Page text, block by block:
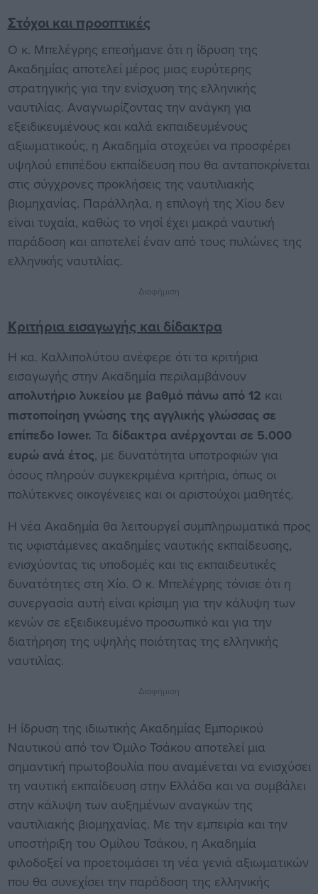
Στόχοι και προοπτικές
Ο κ. Μπελέγρης επεσήμανε ότι η ίδρυση της
Ακαδημίας αποτελεί μέρος μιας ευρύτερης
στρατηγικής για την ενίσχυση της ελληνικής
ναυτιλίας. Αναγνωρίζοντας την ανάγκη για
εξειδικευμένους και καλά εκπαιδευμένους
αξιωματικούς, η Ακαδημία στοχεύει να προσφέρει
υψηλού επιπέδου εκπαίδευση που θα ανταποκρίνεται
στις σύγχρονες προκλήσεις της ναυτιλιακής
βιομηχανίας. Παράλληλα, η επιλογή της Χίου δεν
είναι τυχαία, καθώς το νησί έχει μακρά ναυτική
παράδοση και αποτελεί έναν από τους πυλώνες της
ελληνικής ναυτιλίας.
Διαφήμιση
Κριτήρια εισαγωγής και δίδακτρα
Η κα. Καλλιπολύτου ανέφερε ότι τα κριτήρια
εισαγωγής στην Ακαδημία περιλαμβάνουν
απολυτήριο λυκείου με βαθμό πάνω από 12 και
πιστοποίηση γνώσης της αγγλικής γλώσσας σε
επίπεδο lower. Τα δίδακτρα ανέρχονται σε 5.000
ευρώ ανά έτος, με δυνατότητα υποτροφιών για
όσους πληρούν συγκεκριμένα κριτήρια, όπως οι
πολύτεκνες οικογένειες και οι αριστούχοι μαθητές.
Η νέα Ακαδημία θα λειτουργεί συμπληρωματικά προς
τις υφιστάμενες ακαδημίες ναυτικής εκπαίδευσης,
ενισχύοντας τις υποδομές και τις εκπαιδευτικές
δυνατότητες στη Χίο. Ο κ. Μπελέγρης τόνισε ότι η
συνεργασία αυτή είναι κρίσιμη για την κάλυψη των
κενών σε εξειδικευμένο προσωπικό και για την
διατήρηση της υψηλής ποιότητας της ελληνικής
ναυτιλίας.
Διαφήμιση
Η ίδρυση της ιδιωτικής Ακαδημίας Εμπορικού
Ναυτικού από τον Όμιλο Τσάκου αποτελεί μια
σημαντική πρωτοβουλία που αναμένεται να ενισχύσει
τη ναυτική εκπαίδευση στην Ελλάδα και να συμβάλει
στην κάλυψη των αυξημένων αναγκών της
ναυτιλιακής βιομηχανίας. Με την εμπειρία και την
υποστήριξη του Ομίλου Τσάκου, η Ακαδημία
φιλοδοξεί να προετοιμάσει τη νέα γενιά αξιωματικών
που θα συνεχίσει την παράδοση της ελληνικής